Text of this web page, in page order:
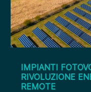
IMPIANTI
RIVOLUZIONE
REMOTE